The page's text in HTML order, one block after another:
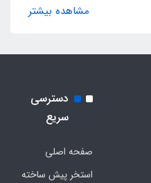
مشاهده بیشتر
دسترسی
سریع
صفحه اصلی
استخر پیش ساخته